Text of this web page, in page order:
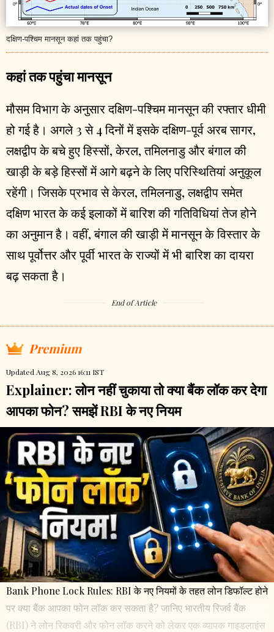
दक्षिण-पश्चिम मानसून कहां तक पहुंचा?
कहां तक पहुंचा मानसून
मौसम विभाग के अनुसार दक्षिण-पश्चिम मानसून की रफ्तार धीमी
हो गई है। अगले 3 से 4 दिनों में इसके दक्षिण-पूर्व अरब सागर,
लक्षद्वीप के बचे हुए हिस्सों, केरल, तमिलनाडु और बंगाल की
खाड़ी के बड़े हिस्सों में आगे बढ़ने के लिए परिस्थितियां अनुकूल
रहेंगी। जिसके प्रभाव से केरल, तमिलनाडु, लक्षद्वीप समेत
दक्षिण भारत के कई इलाकों में बारिश की गतिविधियां तेज होने
का अनुमान है। वहीं, बंगाल की खाड़ी में मानसून के विस्तार के
साथ पूर्वोत्तर और पूर्वी भारत के राज्यों में भी बारिश का दायरा
बढ़ सकता है।
End of Article
Premium
Updated Aug 8, 2026 16:11 IST
Explainer: लोन नहीं चुकाया तो क्या बैंक लॉक कर देगा
आपका फोन? समझें RBI के नए नियम
Bank Phone Lock Rules: RBI के नए नियमों के तहत लोन डिफॉल्ट होने
पर क्या बैंक आपका फोन लॉक कर सकता है? जानिए भारतीय रिजर्व बैंक
(RBI) ने लोन रिकवरी और फोन लॉक करने को लेकर एक व्यापक गाइडलाइंस